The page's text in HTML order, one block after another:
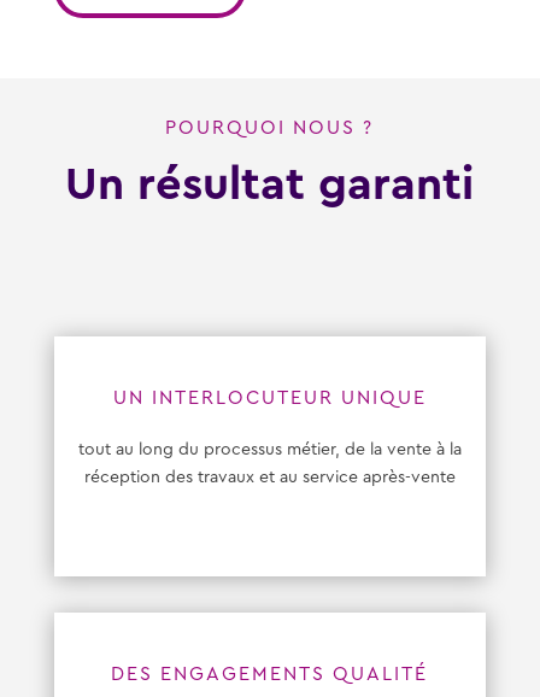
POURQUOI NOUS ?
Un résultat garanti
UN INTERLOCUTEUR UNIQUE
tout au long du processus métier, de la vente à la
réception des travaux et au service après-vente
DES ENGAGEMENTS QUALITÉ